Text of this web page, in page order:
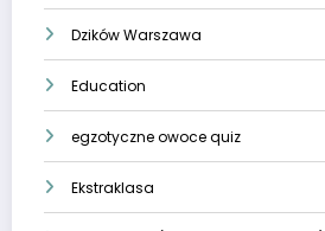
Dzików Warszawa
Education
egzotyczne owoce quiz
Ekstraklasa